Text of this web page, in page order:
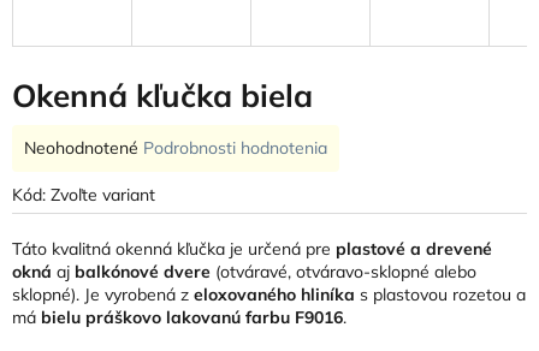
Okenná kľučka biela
Kód: Zvoľte variant
Táto kvalitná okenná kľučka je určená pre plastové a drevené
okná aj balkónové dvere (otváravé, otváravo-sklopné alebo
sklopné). Je vyrobená z eloxovaného hliníka s plastovou rozetou a
má bielu práškovo lakovanú farbu F9016.
Priemerné
produktu
je
0,0
z
5
hviezdičiek.
Neohodnotené Podrobnosti hodnotenia